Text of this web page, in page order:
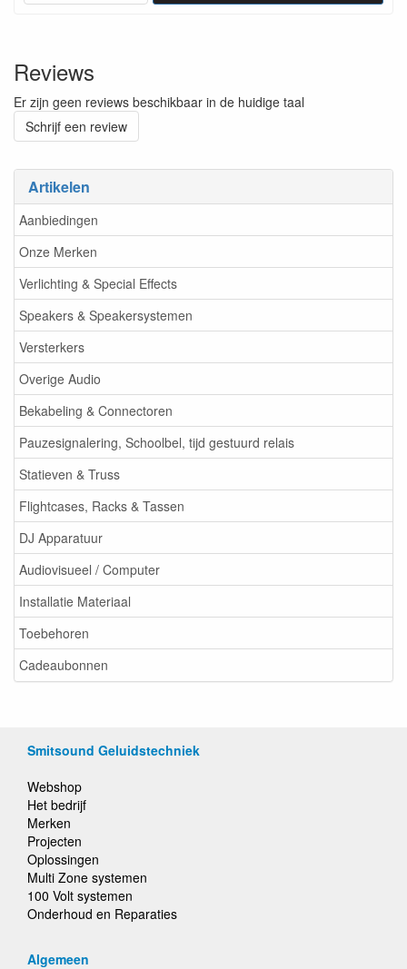
Artikelen
Aanbiedingen
Onze Merken
Verlichting & Special Effects
Speakers & Speakersystemen
Versterkers
Overige Audio
Bekabeling & Connectoren
Pauzesignalering, Schoolbel, tijd gestuurd relais
Statieven & Truss
Flightcases, Racks & Tassen
DJ Apparatuur
Audiovisueel / Computer
Installatie Materiaal
Toebehoren
Cadeaubonnen
Reviews
Er zijn geen reviews beschikbaar in de huidige taal
Schrijf een review
Smitsound Geluidstechniek
Webshop
Het bedrijf
Merken
Projecten
Oplossingen
Multi Zone systemen
100 Volt systemen
Onderhoud en Reparaties
Algemeen